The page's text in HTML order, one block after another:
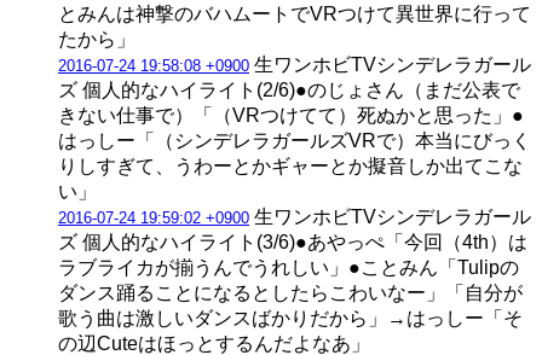
とみんは神撃のバハムートでVRつけて異世界に行って
たから」
2016-07-24 19:58:08 +0900 生ワンホビTVシンデレラガール
ズ 個人的なハイライト(2/6)●のじょさん（まだ公表で
きない仕事で）「（VRつけてて）死ぬかと思った」●
はっしー「（シンデレラガールズVRで）本当にびっく
りしすぎて、うわーとかギャーとか擬音しか出てこな
い」
2016-07-24 19:59:02 +0900 生ワンホビTVシンデレラガール
ズ 個人的なハイライト(3/6)●あやっぺ「今回（4th）は
ラブライカが揃うんでうれしい」●ことみん「Tulipの
ダンス踊ることになるとしたらこわいなー」「自分が
歌う曲は激しいダンスばかりだから」→はっしー「そ
の辺Cuteはほっとするんだよなあ」